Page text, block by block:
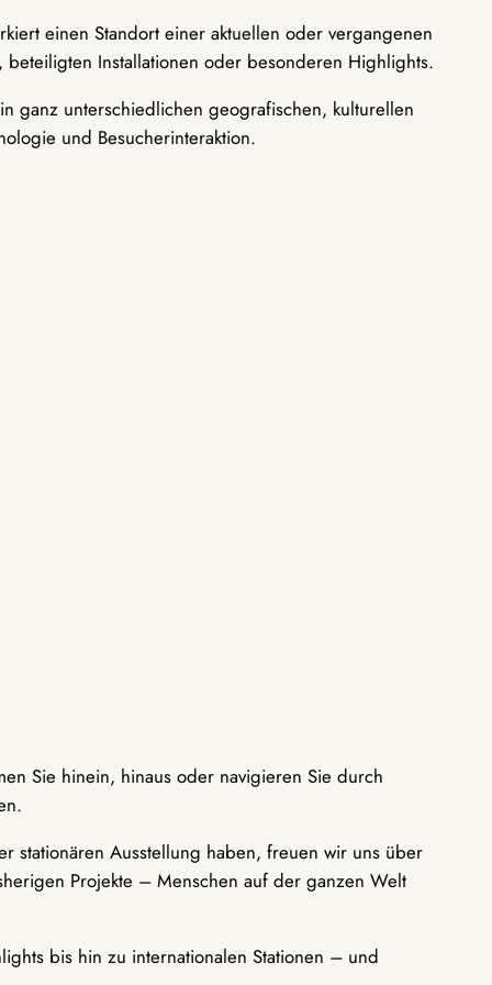
einen Standort einer aktuellen oder vergangenen
Installationen oder besonderen Highlights.
ganz unterschiedlichen geografischen, kulturellen
und Besucherinteraktion.
Sie hinein, hinaus oder navigieren Sie durch
stationären Ausstellung haben, freuen wir uns über
Projekte – Menschen auf der ganzen Welt
bis hin zu internationalen Stationen – und